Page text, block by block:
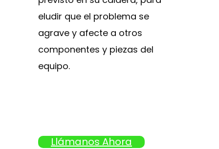
eludir que el problema se
agrave y afecte a otros
componentes y piezas del
equipo.
Llámanos Ahora